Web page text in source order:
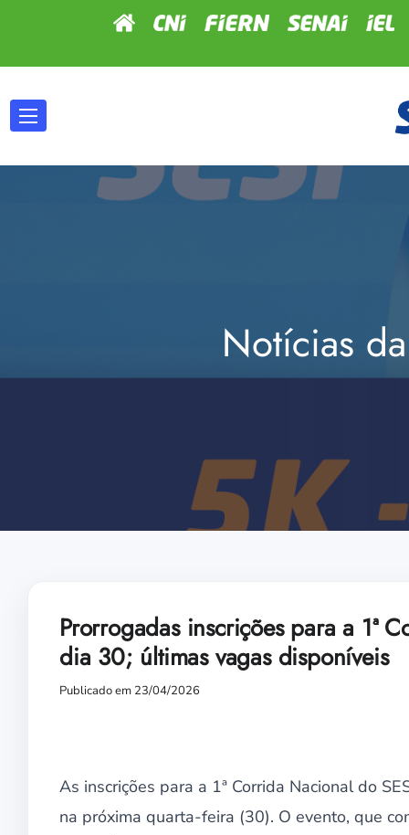
Notícias
Prorrogadas inscrições para a 1ª
dia 30; últimas vagas disponíveis
Publicado em 23/04/2026
As inscrições para a 1ª Corrida Nacional do
na próxima quarta-feira (30). O evento, que